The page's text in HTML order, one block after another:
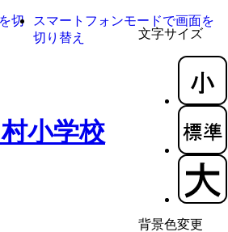
文字サイズ
背景色変更
切
スマートフォンモードで画面を
切り替え
小学校